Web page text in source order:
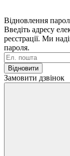
Відновлення
Введіть адресу
реєстрації. Ми
пароля.
Відновити
Замовити дзвінок